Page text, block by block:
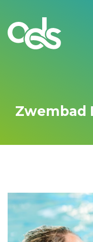
Zwembad